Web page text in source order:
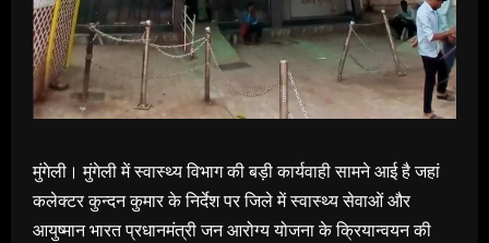
मुंगेली। मुंगेली में स्वास्थ्य विभाग की बड़ी कार्यवाही सामने आई है जहां
कलेक्टर कुन्दन कुमार के निर्देश पर जिले में स्वास्थ्य सेवाओं और
आयुष्मान भारत प्रधानमंत्री जन आरोग्य योजना के क्रियान्वयन की